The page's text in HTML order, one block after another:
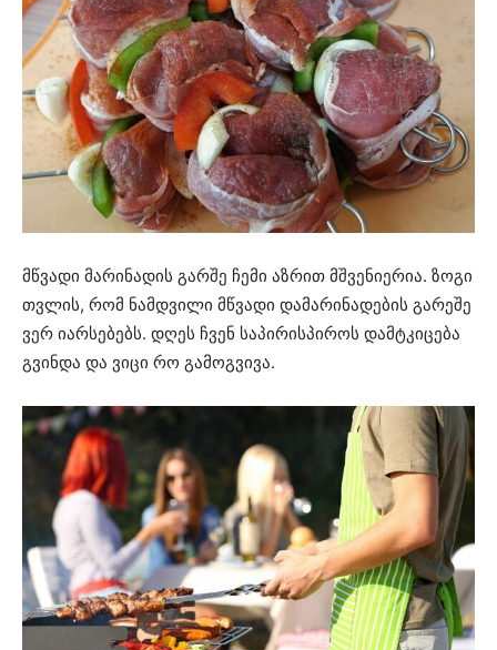
მწვადი მარინადის გარშე ჩემი აზრით მშვენიერია. ზოგი
თვლის, რომ ნამდვილი მწვადი დამარინადების გარეშე
ვერ იარსებებს. დღეს ჩვენ საპირისპიროს დამტკიცება
გვინდა და ვიცი რო გამოგვივა.